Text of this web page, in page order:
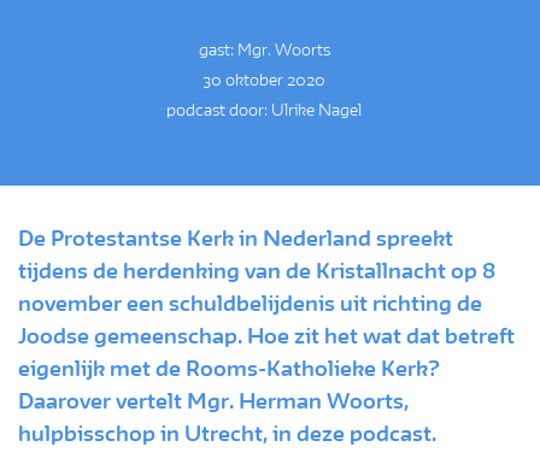
gast: Mgr. Woorts
30 oktober 2020
podcast door: Ulrike Nagel
De Protestantse Kerk in Nederland spreekt
tijdens de herdenking van de Kristallnacht op 8
november een schuldbelijdenis uit richting de
Joodse gemeenschap. Hoe zit het wat dat betreft
eigenlijk met de Rooms-Katholieke Kerk?
Daarover vertelt Mgr. Herman Woorts,
hulpbisschop in Utrecht, in deze podcast.